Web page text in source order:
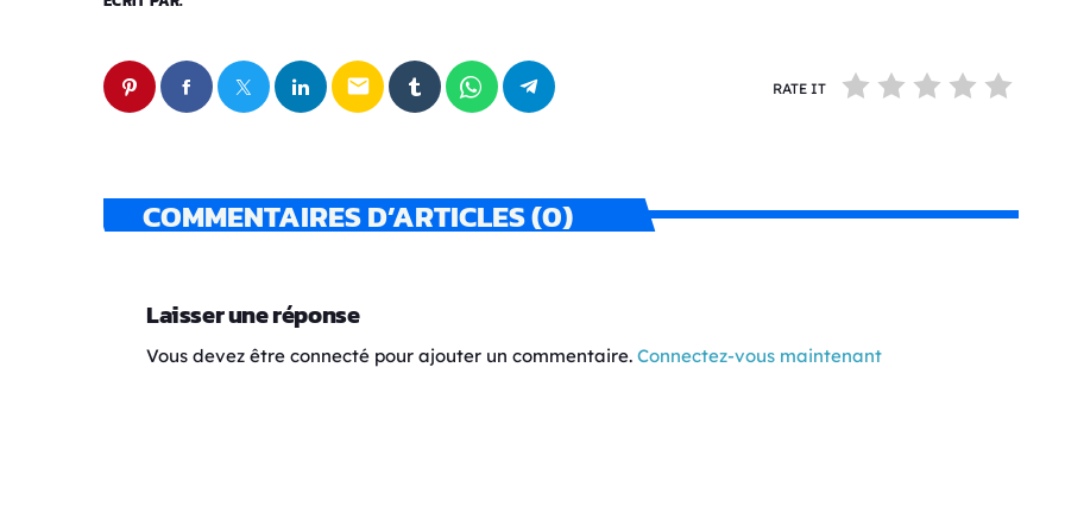
email RATE IT
COMMENTAIRES D’ARTICLES (0)
Laisser une réponse
Vous devez être connecté pour ajouter un commentaire. Connectez-vous maintenant